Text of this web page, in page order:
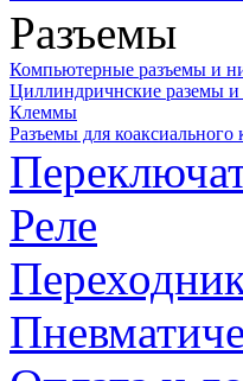
Разъемы
Компьютерные разъемы и
Циллиндричнские раземы и
Клеммы
Разъемы для
Реле